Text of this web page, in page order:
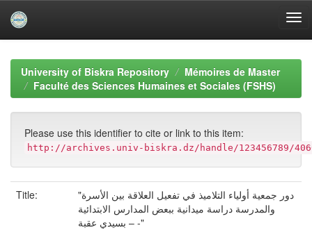
navigationUniversity of Biskra Repository
Mémoires de Master
Faculté des Sciences Humaines et Sociales (FSHS)
Please use this identifier to cite or link to this item:
http://archives.univ-biskra.dz/handle/123456789/
Title:
"دور جمعية أولياء التلاميذ في تفعيل العلاقة بين الأسرة
والمدرسة دراسة ميدانية ببعض المدارس الابتدائية
بسيدي عقبة – -"